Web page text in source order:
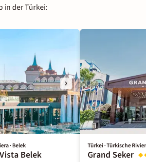
in der Türkei:
· Belek
Belek
Türkei · Türkische
Grand Seker